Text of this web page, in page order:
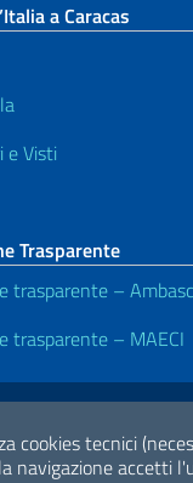
cookies tecnici
navigazione accetti
a Caracas
e Visti
Trasparente
trasparente –
trasparente – MAECI